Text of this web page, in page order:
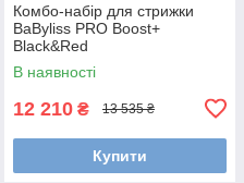
Комбо-набір для стрижки
BaByliss PRO Boost+
Black&Red
(FX8700RBPE+FX7870RBPE)
В наявності
12 210 ₴ 13 535 ₴
Купити